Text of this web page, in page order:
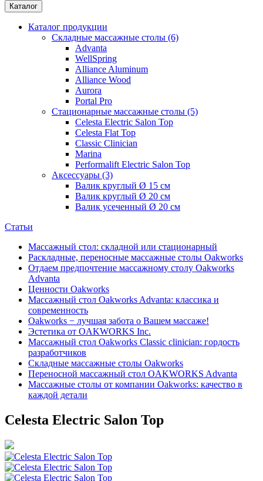
Каталог
Каталог продукции
Складные массажные столы (6)
Advanta
WellSpring
Alliance Aluminum
Alliance Wood
Aurora
Portal Pro
Стационарные массажные столы (5)
Celesta Electric Salon Top
Celesta Flat Top
Classic Сlinician
Marina
Performalift Electric Salon Top
Аксессуары (3)
Валик круглый Ø 15 см
Валик круглый Ø 20 см
Валик усеченный Ø 20 см
Статьи
Массажный стол: складной или стационарный
Раскладные, переносные массажные столы Oakworks
Отдаем предпочтение массажному столу Oakworks
Advanta
Ценности Oakworks
Массажный стол Oakworks Advanta: классика и
современность
Oakworks − лучшая забота о Вашем массаже!
Эстетика от OAKWORKS Inc.
Массажный стол Oakworks Classic clinician: гордость
разработчиков
Складные массажные столы Oakworks
Переносной массажный стол OAKWORKS Advanta
Массажные столы от компании Oakworks: качество в
каждой детали
Celesta Electric Salon Top